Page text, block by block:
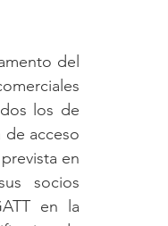
del
los de
acceso
en
socios
en la